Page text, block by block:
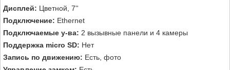
Дисплей: Цветной, 7''
Подключение: Ethernet
Подключаемые у-ва: 2 вызывные панели и 4 камеры
Поддержка micro SD: Нет
Запись по движению: Есть, фото